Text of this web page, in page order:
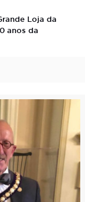
Loja da
anos da